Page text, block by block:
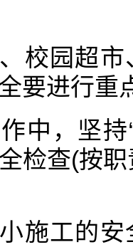
校园超
要进行重
中，坚
检查(按
施工的